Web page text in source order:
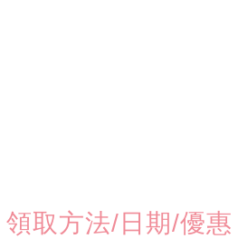
取方法/日期/優惠